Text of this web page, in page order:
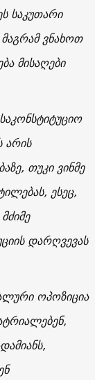
საკუთარი
ვნახოთ
მისაღები
არის
თუკი ვინმე
ესეც,
დარღვევას
ოპოზიცია